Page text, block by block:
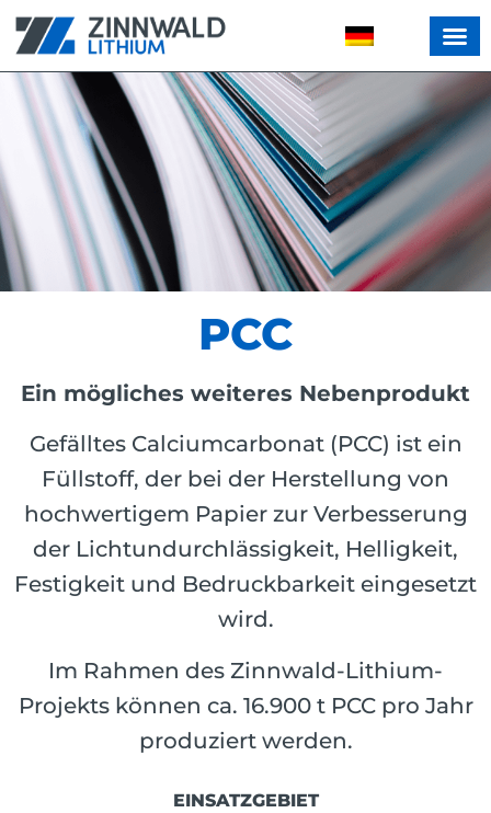
PCC
Ein mögliches weiteres Nebenprodukt
Gefälltes Calciumcarbonat (PCC) ist ein
Füllstoff, der bei der Herstellung von
hochwertigem Papier zur Verbesserung
der Lichtundurchlässigkeit, Helligkeit,
Festigkeit und Bedruckbarkeit eingesetzt
wird.
Im Rahmen des Zinnwald-Lithium-
Projekts können ca. 16.900 t PCC pro Jahr
produziert werden.
EINSATZGEBIET